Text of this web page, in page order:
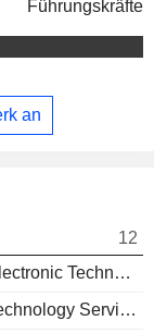
Führungskräfte
an
12
Electronic Technology
Technology Services